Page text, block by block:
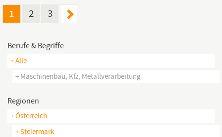
1 2 3
Berufe & Begriffe
+ Alle
+ Maschinenbau, Kfz, Metallverarbeitung
Regionen
+ Österreich
+ Steiermark